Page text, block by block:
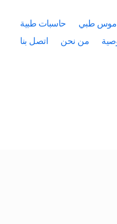
طبي
حاسبات طبية
من نحن اتصل بنا